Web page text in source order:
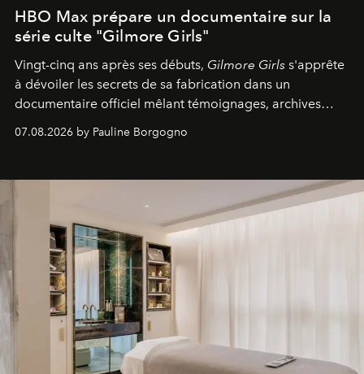
HBO Max prépare un documentaire sur la
série culte "Gilmore Girls"
Vingt-cinq ans après ses débuts, Gilmore Girls s'apprête
à dévoiler les secrets de sa fabrication dans un
documentaire officiel mêlant témoignages, archives
inédites et plongée dans les coulisses d'un phénomène
générationnel.
07.08.2026 by Pauline Borgogno